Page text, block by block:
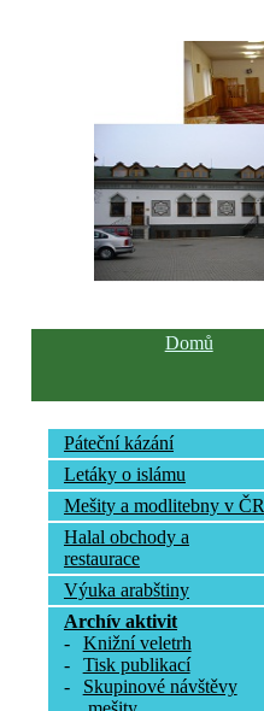
Domů
Páteční kázání
Letáky o islámu
Mešity a modlitebny v ČR
Halal obchody a
restaurace
Výuka arabštiny
Archív aktivit
-
Knižní veletrh
-
Tisk publikací
-
Skupinové návštěvy